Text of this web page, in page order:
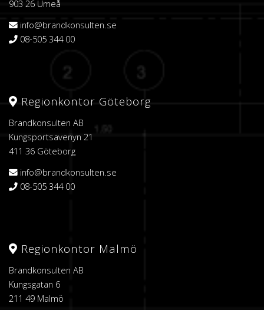
903 26 Umeå
info@brandkonsulten.se
08-505 344 00
Regionkontor Göteborg
Brandkonsulten AB
Kungsportsavenyn 21
411 36 Göteborg
info@brandkonsulten.se
08-505 344 00
Regionkontor Malmö
Brandkonsulten AB
Kungsgatan 6
211 49 Malmö